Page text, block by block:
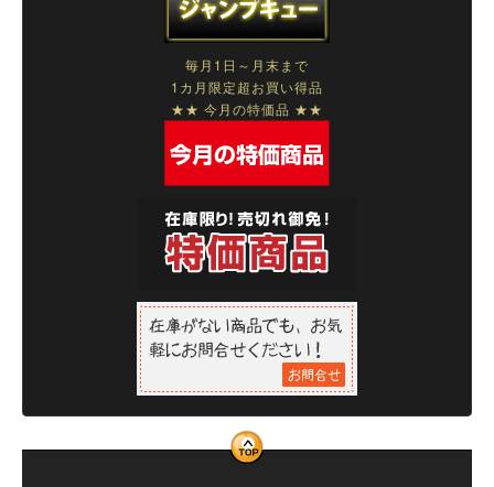
毎月1日～月末まで
1カ月限定超お買い得品
★★ 今月の特価品 ★★